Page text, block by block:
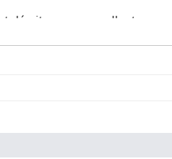
décrit comme excellent,
certains mentionnent
positives, les clients
et un service parfois lent.
les chambres pour leur
quelques mentions de